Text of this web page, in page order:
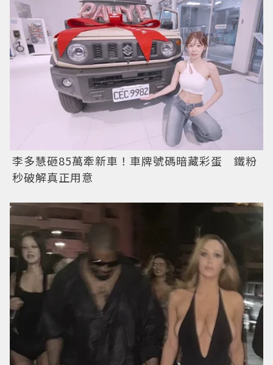
李多慧砸85萬牽新車！車牌號碼暗藏彩蛋 鐵粉
秒破解真正用意